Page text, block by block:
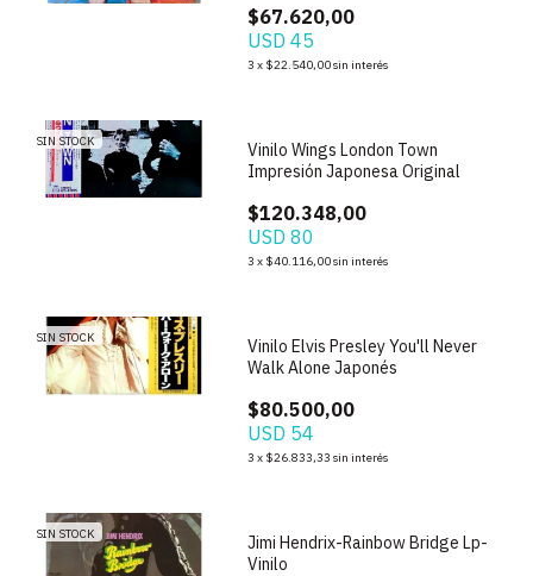
$67.620,00
USD 45
3 x $22.540,00sin interés
SIN STOCK
Vinilo Wings London Town
Impresión Japonesa Original
$120.348,00
USD 80
3 x $40.116,00sin interés
SIN STOCK
Vinilo Elvis Presley You'll Never
Walk Alone Japonés
$80.500,00
USD 54
3 x $26.833,33 sin interés
SIN STOCK
Jimi Hendrix-Rainbow Bridge Lp-
Vinilo